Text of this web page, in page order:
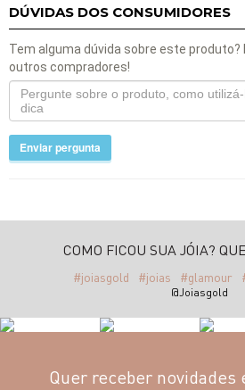
DÚVIDAS DOS CONSUMIDORES
Tem alguma dúvida sobre este produto?
outros compradores!
Enviar pergunta
COMO FICOU SUA JÓIA?
#joiasgold #joias #glamour
@Joiasgold
Quer receber novidades